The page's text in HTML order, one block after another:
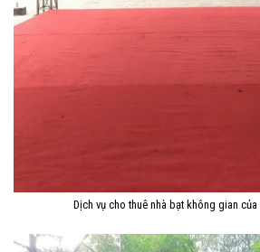
Dịch vụ cho thuê nhà bạt không gian của